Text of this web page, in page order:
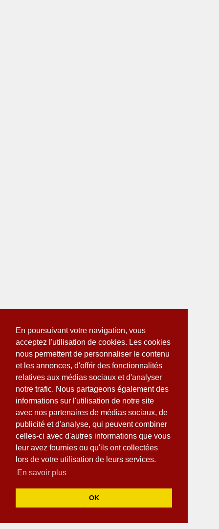
En poursuivant votre navigation, vous
acceptez l'utilisation de cookies. Les cookies
nous permettent de personnaliser le contenu
et les annonces, d'offrir des fonctionnalités
relatives aux médias sociaux et d'analyser
notre trafic. Nous partageons également des
informations sur l'utilisation de notre site
avec nos partenaires de médias sociaux, de
publicité et d'analyse, qui peuvent combiner
celles-ci avec d'autres informations que vous
leur avez fournies ou qu'ils ont collectées
lors de votre utilisation de leurs services.
En savoir plus
OK